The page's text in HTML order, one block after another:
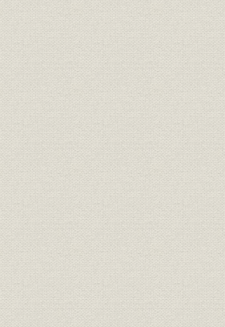
第3節 三井船舶の積極政策
第9章 長期海運不況と海運集約
第1節 高度経済成長下の海運不況
第2節 海運不況下の大阪商船
第3節 三井船舶における合理化の推進
第4節 大阪商船と三井船舶の合併
第10章 大阪商船三井船舶の設立
第1節 集約下の日本海運とその環境
第2節 経営方針と役員
第3節 合併に伴う調整と発展への足固め